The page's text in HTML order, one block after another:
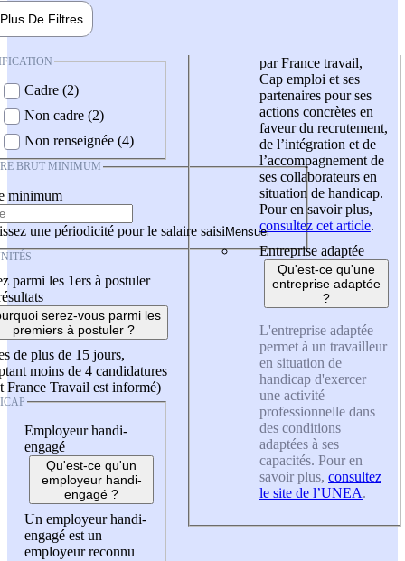
Plus De Filtres
Cadre (2)
Non cadre (2)
Non renseignée (4)
BRUT MINIMUM
minimum
une périodicité pour le salaire saisi
parmi les 1ers à postuler
serez-vous parmi les
premiers à postuler ?
de plus de 15 jours,
moins de 4 candidatures
France Travail est informé)
Employeur handi-
engagé
Qu'est-ce qu'un
employeur handi-
engagé ?
Un employeur handi-
engagé est un
employeur reconnu
par France travail,
Cap emploi et ses
partenaires pour ses
actions concrètes en
faveur du recrutement,
de l’intégration et de
l’accompagnement de
ses collaborateurs en
situation de handicap.
Pour en savoir plus,
consultez cet article.
Entreprise adaptée
Qu'est-ce qu'une
entreprise adaptée
?
L'entreprise adaptée
permet à un travailleur
en situation de
handicap d'exercer
une activité
professionnelle dans
des conditions
adaptées à ses
capacités. Pour en
savoir plus, consultez
le site de l’UNEA.